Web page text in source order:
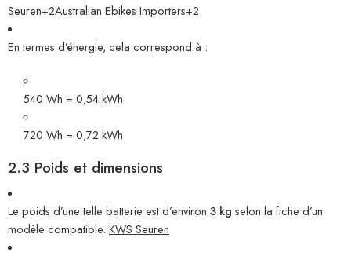
Seuren+2Australian Ebikes Importers+2
En termes d’énergie, cela correspond à :
540 Wh = 0,54 kWh
720 Wh = 0,72 kWh
2.3 Poids et dimensions
Le poids d’une telle batterie est d’environ 3 kg selon la fiche d’un
modèle compatible. KWS Seuren